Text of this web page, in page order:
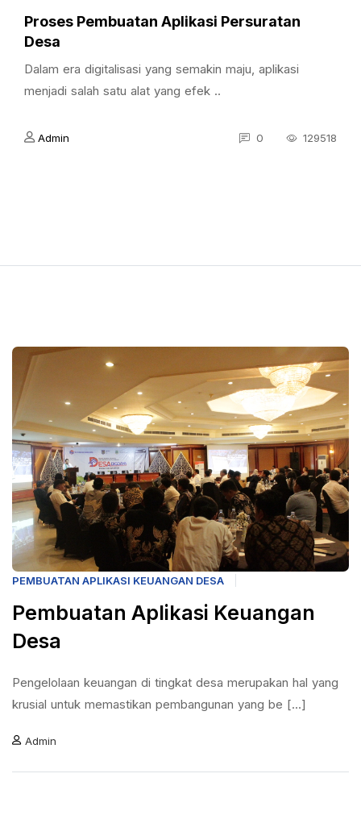
Proses Pembuatan Aplikasi Persuratan
Desa
Dalam era digitalisasi yang semakin maju, aplikasi
menjadi salah satu alat yang efek ..
Admin 0 129518
PEMBUATAN APLIKASI KEUANGAN DESA
Pembuatan Aplikasi Keuangan
Desa
Pengelolaan keuangan di tingkat desa merupakan hal yang
krusial untuk memastikan pembangunan yang be [...]
Admin